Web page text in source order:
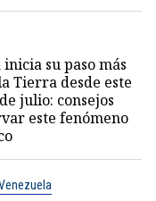
su paso más
Tierra desde este
julio: consejos
este fenómeno